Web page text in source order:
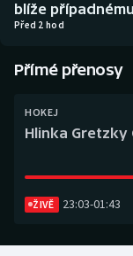
Boby a skeleton
Dostihy
Florbal
AZ kvíz
blíže
Před 2 hod
Přímé přenosy
HOKEJ
Hlinka Gretzky
ŽIVĚ 23:03-01:43